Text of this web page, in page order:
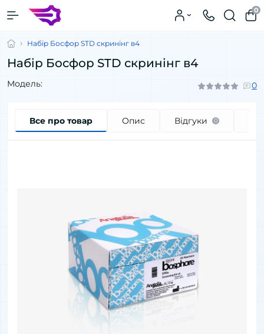
0
Набір Босфор STD скринінг в4
Набір Босфор STD скринінг в4
Модель: 0
Все про товар Опис Відгуки 0